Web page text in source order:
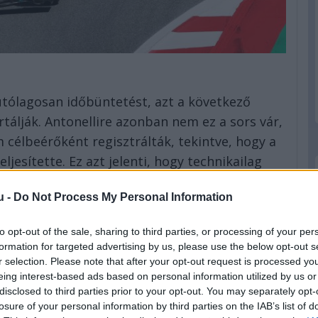
- Do Not Process My Personal Information
opt-out of the sale, sharing to third parties, or processing of your
for targeted advertising by us, please use the below opt-out
selection. Please note that after your opt-out request is processed
interest-based ads based on personal information utilized by us
to third parties prior to your opt-out. You may separately
of your personal information by third parties on the IAB’s list of
időbüntetést, azt a következő
Antonellire azonban nem ez a sors vár,
célbeérőként regisztrálták, tekintve, hogy a
Ez azt jelenti, hogy technikailag
másodpercet.
is elismerték Antonelli pályahatár-
hagyta el a pályát elfogadható indok
fekete-fehér zászlót a harmadik után.
később érzékelték. A jelenlegi versenyzési
azonban mivel ezek az irányelvek
az FIA-nak, hogy vizsgálja felül